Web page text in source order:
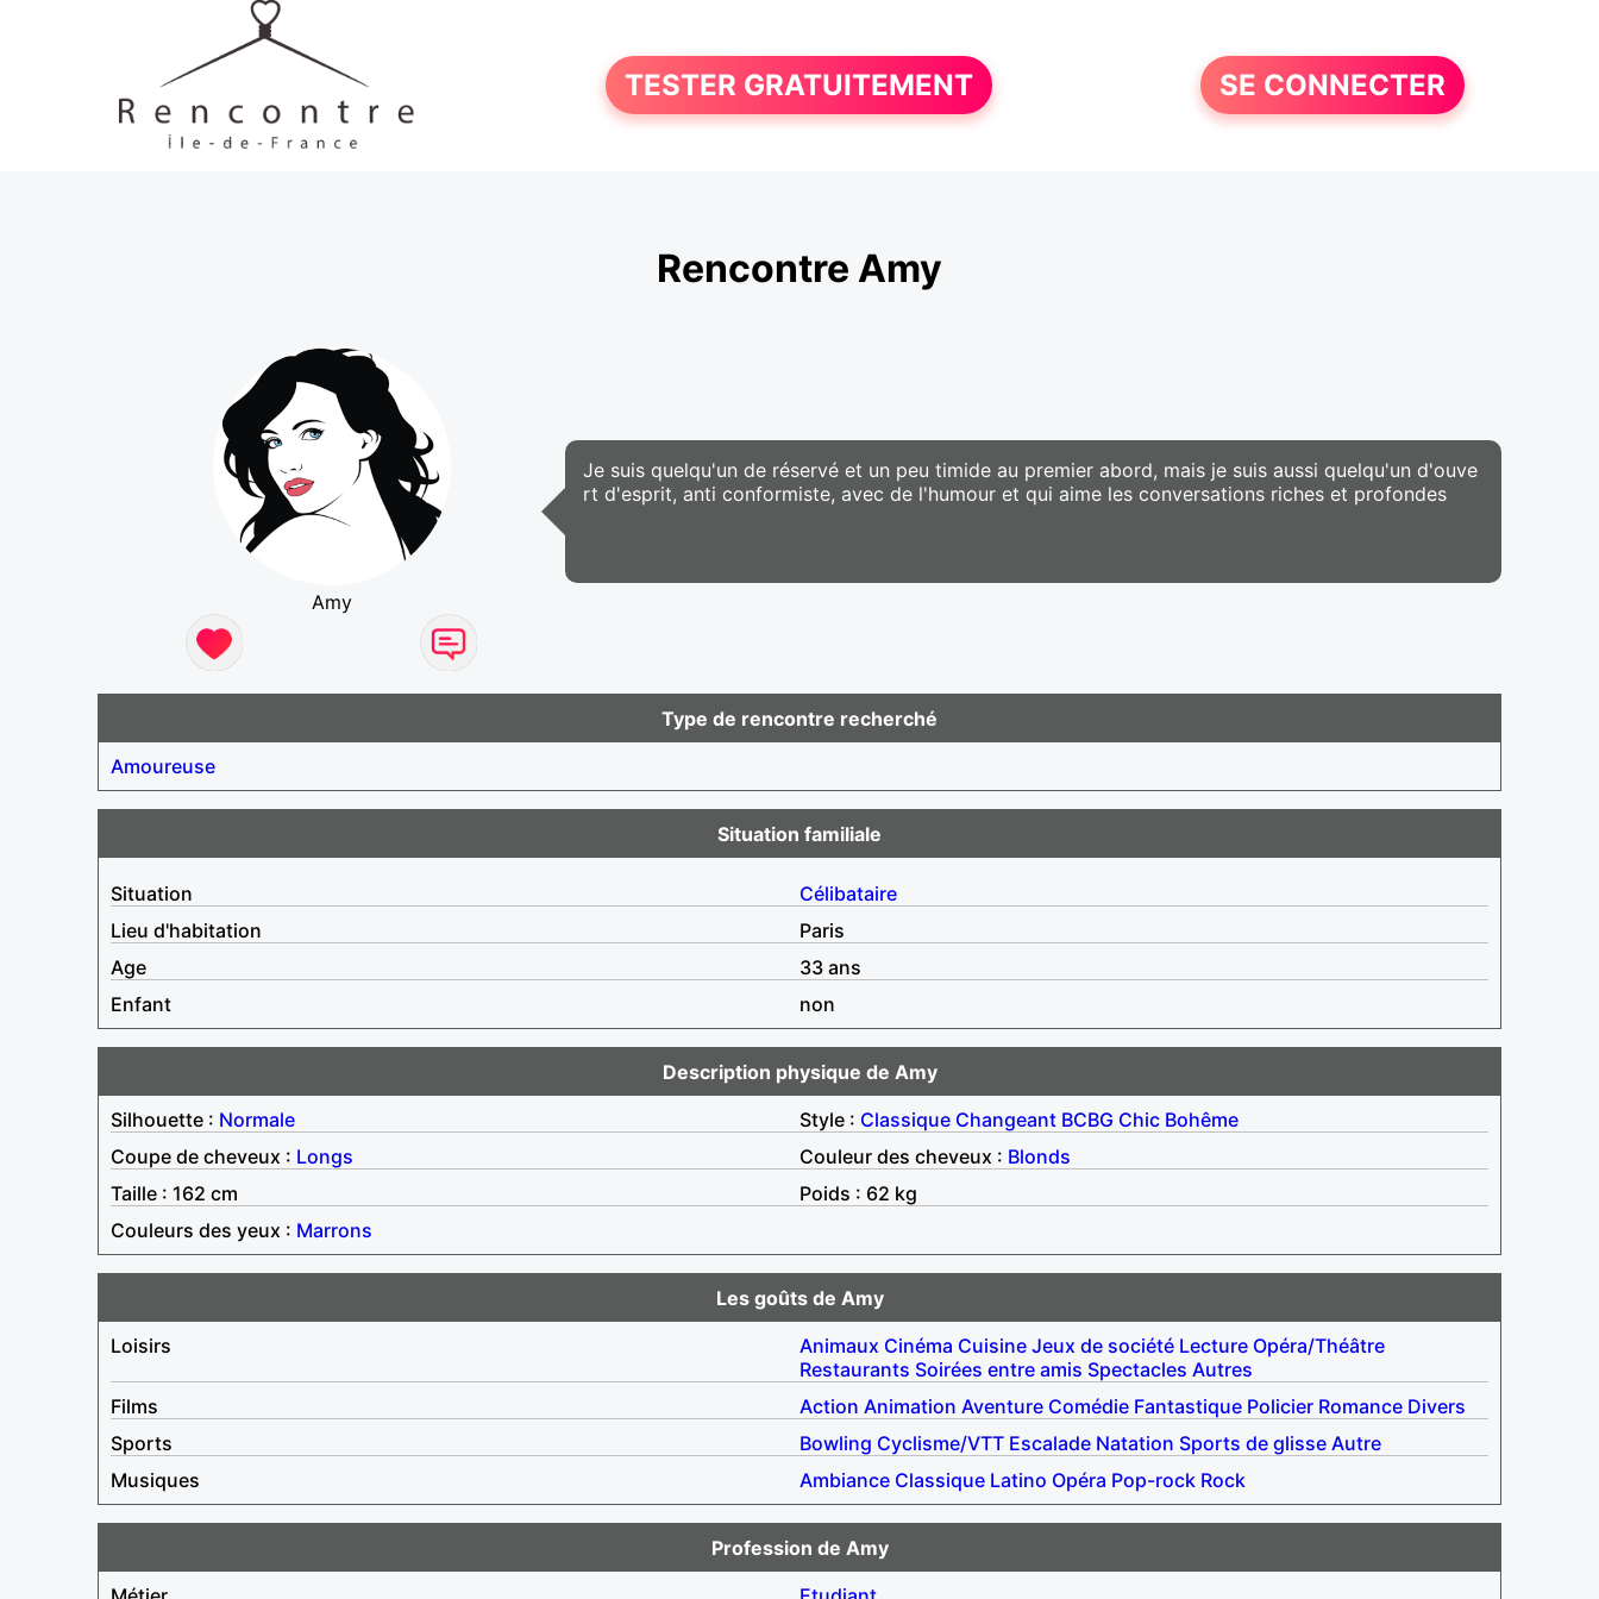
TESTER GRATUITEMENT SE CONNECTER
Rencontre Amy
Amy
Je suis quelqu'un de réservé et un peu timide au premier abord, mais je suis aussi quelqu'un d'ouve
rt d'esprit, anti conformiste, avec de l'humour et qui aime les conversations riches et profondes
Type de rencontre recherché
Amoureuse
Situation familiale
Situation
Célibataire
Lieu d'habitation
Paris
Age
33 ans
Enfant
non
Description physique de Amy
Silhouette : Normale Style : Classique Changeant BCBG Chic Bohême
Coupe de cheveux : Longs Couleur des cheveux : Blonds
Taille : 162 cm
Poids : 62 kg
Couleurs des yeux : Marrons
Les goûts de Amy
Loisirs
Animaux Cinéma Cuisine Jeux de société Lecture Opéra/Théâtre
Restaurants Soirées entre amis Spectacles Autres
Films
Action Animation Aventure Comédie Fantastique Policier Romance Divers
Sports
Bowling Cyclisme/VTT Escalade Natation Sports de glisse Autre
Musiques
Ambiance Classique Latino Opéra Pop-rock Rock
Profession de Amy